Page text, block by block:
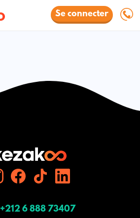
Se connecter
+212 6 888 73407